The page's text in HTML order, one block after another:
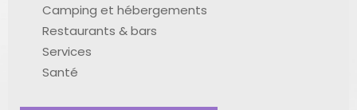
Camping et hébergements
Restaurants & bars
Services
Santé